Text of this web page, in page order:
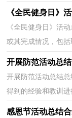
料，它可以给我们
《全民健身日》
《全民健身日》活
或其完成情况，包
以回顾和分析的书
开展防范活动总结
开展防范活动总结
得到的经验和教训
我们发现问题的能
感恩节活动总结